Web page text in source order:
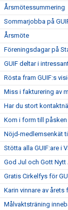
Årsmötessummering
Sommarjobba på
Årsmöte
Föreningsdagar på
GUIF deltar i
Rösta fram GUIF:s
Miss i fakturering av
Har du stort
Kom i form till
Nöjd-medlemsenkät
Stötta alla GUIF:are i
God Jul och Gott Nytt
Gratis Cirkelfys för
Karin vinnare av
Målvaktsträning